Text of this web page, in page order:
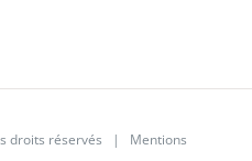
droits réservés | Mentions